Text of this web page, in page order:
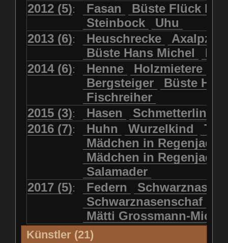
2012 (5): Fasan
Büste Flück
Steinbock
Uhu
2013 (6): Heuschrecke
Büste Hans Michel
2014 (6): Henne Holzmietere
Bergsteiger
Büste HP
Fischreiher
2015 (3): Hasen Schmetterlinge
2016 (7): Huhn Wurzelkind
Mädchen in
Mädchen in Regenjacke
Salamader
2017 (5): Federn
Schwarznasenschaf
Mätti Grossmann-
Künstler (21)